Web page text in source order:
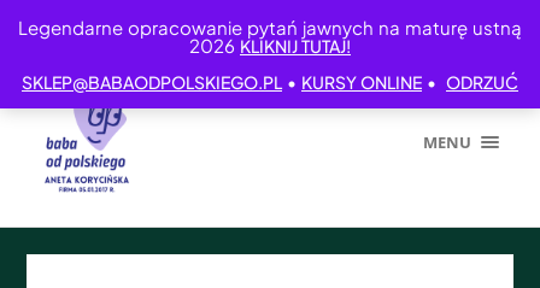
Legendarne opracowanie pytań jawnych na maturę ustną
2026 KLIKNIJ TUTAJ!
SKLEP@BABAODPOLSKIEGO.PL • KURSY ONLINE • ODRZUĆ
MENU